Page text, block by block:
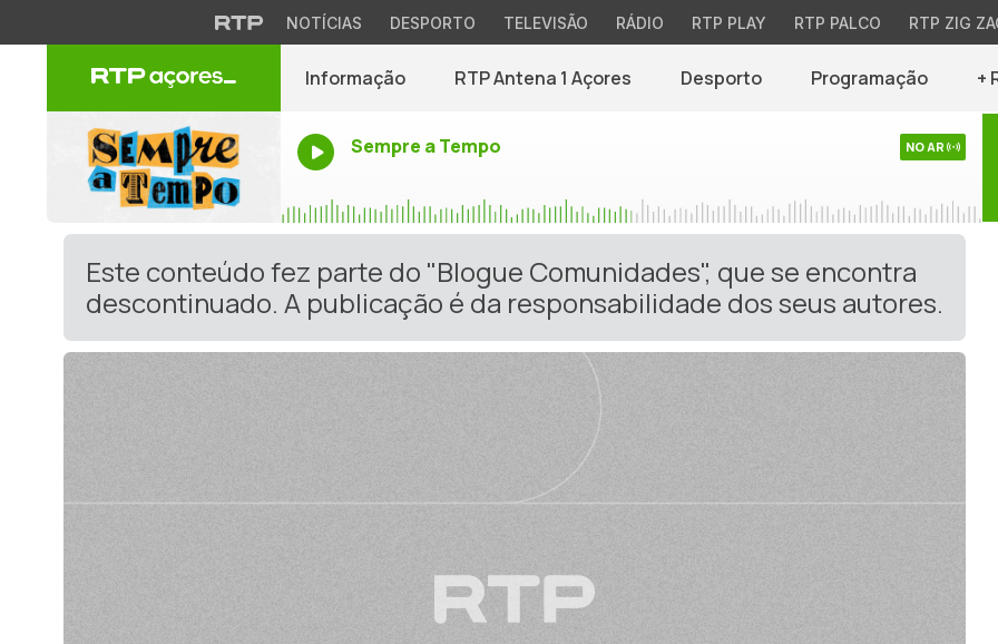
NOTÍCIAS DESPORTO TELEVISÃO RÁDIO RTP PLAY RTP PALCO RTP ZIG
Informação RTP Antena 1 Açores Desporto Programação +
Sempre a Tempo NO AR
Este conteúdo fez parte do "Blogue Comunidades", que se encontra
descontinuado. A publicação é da responsabilidade dos seus autores.